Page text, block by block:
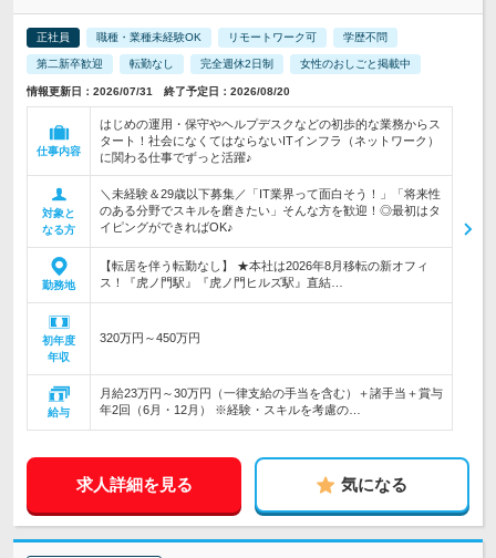
正社員 職種・業種未経験OK リモートワーク可 学歴不問
第二新卒歓迎 転勤なし 完全週休2日制 女性のおしごと掲載中
情報更新日：2026/07/31 終了予定日：2026/08/20
仕事内容
はじめの運用・保守やヘルプデスクなどの初歩的な業務からス
タート！社会になくてはならないITインフラ（ネットワーク）
に関わる仕事でずっと活躍♪
対象と
なる方
＼未経験＆29歳以下募集／「IT業界って面白そう！」「将来性
のある分野でスキルを磨きたい」そんな方を歓迎！◎最初はタ
イピングができればOK♪
勤務地
【転居を伴う転勤なし】 ★本社は2026年8月移転の新オフィ
ス！『虎ノ門駅』『虎ノ門ヒルズ駅』直結…
初年度
年収
320万円～450万円
給与
月給23万円～30万円（一律支給の手当を含む）＋諸手当＋賞与
年2回（6月・12月） ※経験・スキルを考慮の…
求人詳細を見る 気になる